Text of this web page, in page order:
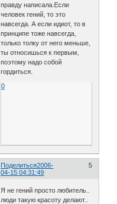
правду написала.Если
человек гений, то это
навсегда. А если идиот, то в
принципе тоже навсегда,
только толку от него меньше,
ты относишься к первым,
поэтому надо собой
гордиться.
0
Поделиться 5
2006-
04-15 04:31:49
Я не гений просто любитель..
люди такую красоту делают..